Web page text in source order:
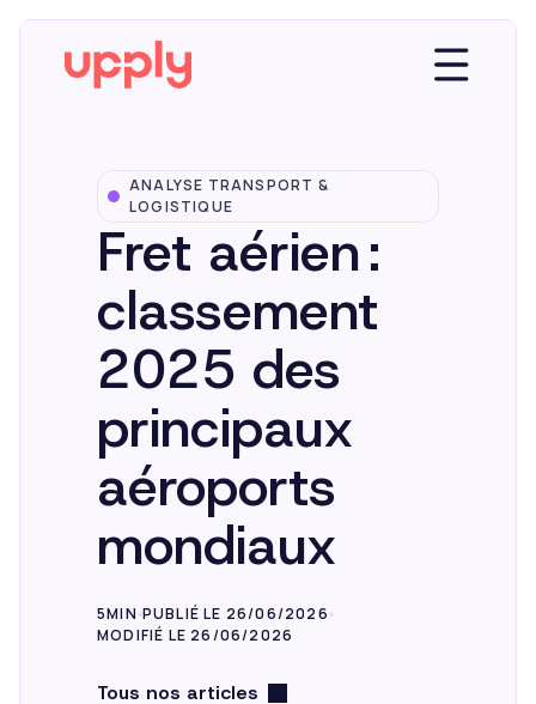
Plateforme
Market Insights
Ressources
ANALYSE TRANSPORT &
LOGISTIQUE
Fret aérien :
classement
2025 des
principaux
aéroports
mondiaux
5MIN PUBLIÉ LE 26/06/2026
MODIFIÉ LE 26/06/2026
Tous nos articles